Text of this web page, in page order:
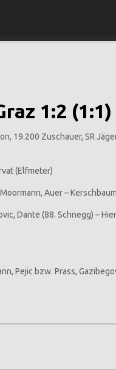
1:2 (1:1)
19.200 Zuschauer, SR
(Elfmeter)
Auer –
Dante (88. Schnegg) –
Pejic bzw. Prass,